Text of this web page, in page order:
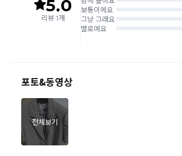
같은 주문번호의 반품시에만 합포장 해주
는 추가 접수 요청을 해주셔야 가능합니다
같은 주문번호의 상품을 부분 발송 받아보
사이즈 및 디자인, 색상으로 인한 반품은
으로 제품하자로 접수하여 보내주시는경우
행되는점 참고부탁드립니다.
제품의 불량, 오배송으로 인한 교환/반품 시